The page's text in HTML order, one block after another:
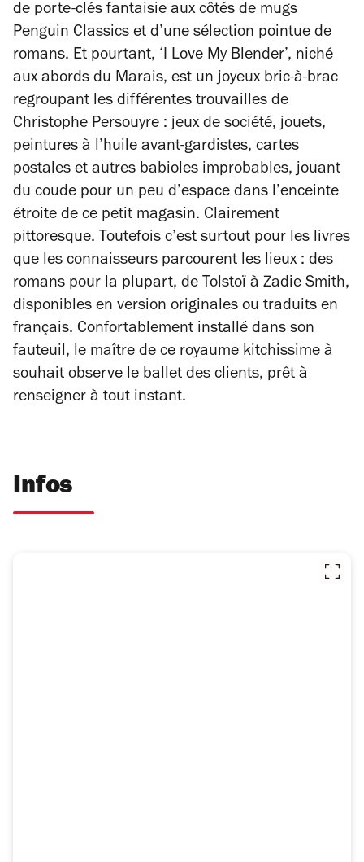
de porte-clés fantaisie aux côtés de mugs
Penguin Classics et d’une sélection pointue de
romans. Et pourtant, ‘I Love My Blender’, niché
aux abords du Marais, est un joyeux bric-à-brac
regroupant les différentes trouvailles de
Christophe Persouyre : jeux de société, jouets,
peintures à l’huile avant-gardistes, cartes
postales et autres babioles improbables, jouant
du coude pour un peu d’espace dans l’enceinte
étroite de ce petit magasin. Clairement
pittoresque. Toutefois c’est surtout pour les livres
que les connaisseurs parcourent les lieux : des
romans pour la plupart, de Tolstoï à Zadie Smith,
disponibles en version originales ou traduits en
français. Confortablement installé dans son
fauteuil, le maître de ce royaume kitchissime à
souhait observe le ballet des clients, prêt à
renseigner à tout instant.
Infos